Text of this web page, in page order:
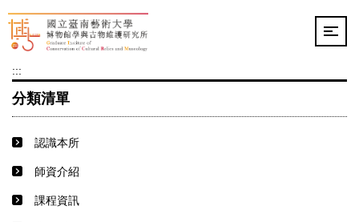
跳
到
主
內
容
:::
分類清單
認識本所
師資介紹
課程資訊